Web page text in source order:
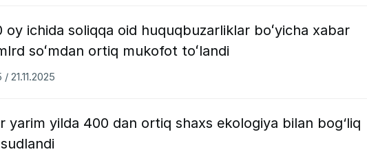
oy ichida soliqqa oid huquqbuzarliklar boʻyicha xabar
soʻmdan ortiq mukofot toʻlandi
21.11.2025
yarim yilda 400 dan ortiq shaxs ekologiya bilan bog‘liq